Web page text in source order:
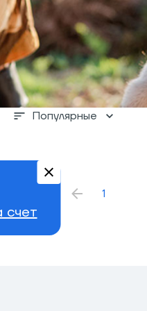
Популярные
1
счет